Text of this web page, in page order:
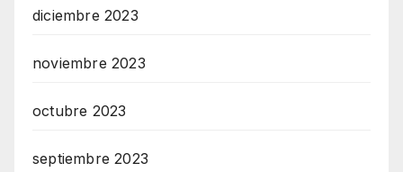
diciembre 2023
noviembre 2023
octubre 2023
septiembre 2023